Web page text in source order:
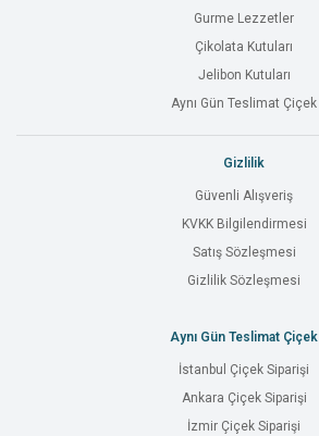
Gurme Lezzetler
Çikolata Kutuları
Jelibon Kutuları
Aynı Gün Teslimat Çiçek
Gizlilik
Güvenli Alışveriş
KVKK Bilgilendirmesi
Satış Sözleşmesi
Gizlilik Sözleşmesi
Aynı Gün Teslimat Çiçek
İstanbul Çiçek Siparişi
Ankara Çiçek Siparişi
İzmir Çiçek Siparişi